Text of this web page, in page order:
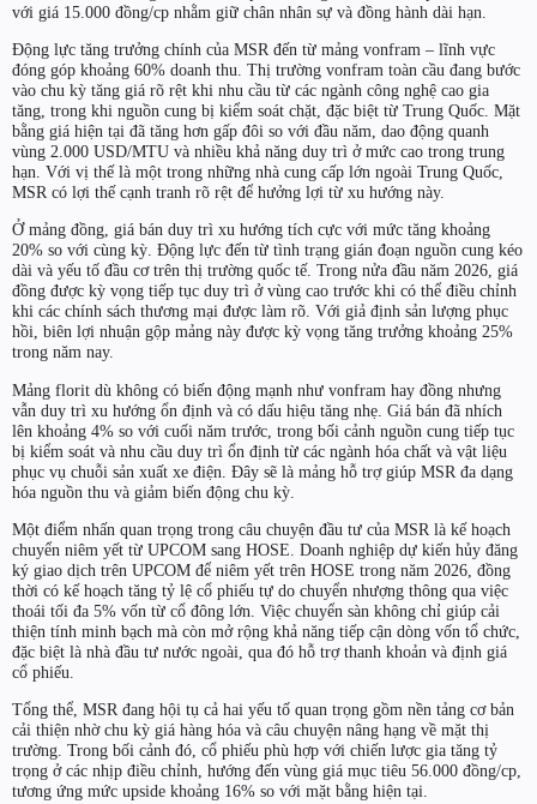
với giá 15.000 đồng/cp nhằm giữ chân nhân sự và đồng hành dài hạn.
Động lực tăng trưởng chính của MSR đến từ mảng vonfram – lĩnh vực
đóng góp khoảng 60% doanh thu. Thị trường vonfram toàn cầu đang bước
vào chu kỳ tăng giá rõ rệt khi nhu cầu từ các ngành công nghệ cao gia
tăng, trong khi nguồn cung bị kiểm soát chặt, đặc biệt từ Trung Quốc. Mặt
bằng giá hiện tại đã tăng hơn gấp đôi so với đầu năm, dao động quanh
vùng 2.000 USD/MTU và nhiều khả năng duy trì ở mức cao trong trung
hạn. Với vị thế là một trong những nhà cung cấp lớn ngoài Trung Quốc,
MSR có lợi thế cạnh tranh rõ rệt để hưởng lợi từ xu hướng này.
Ở mảng đồng, giá bán duy trì xu hướng tích cực với mức tăng khoảng
20% so với cùng kỳ. Động lực đến từ tình trạng gián đoạn nguồn cung kéo
dài và yếu tố đầu cơ trên thị trường quốc tế. Trong nửa đầu năm 2026, giá
đồng được kỳ vọng tiếp tục duy trì ở vùng cao trước khi có thể điều chỉnh
khi các chính sách thương mại được làm rõ. Với giả định sản lượng phục
hồi, biên lợi nhuận gộp mảng này được kỳ vọng tăng trưởng khoảng 25%
trong năm nay.
Mảng florit dù không có biến động mạnh như vonfram hay đồng nhưng
vẫn duy trì xu hướng ổn định và có dấu hiệu tăng nhẹ. Giá bán đã nhích
lên khoảng 4% so với cuối năm trước, trong bối cảnh nguồn cung tiếp tục
bị kiểm soát và nhu cầu duy trì ổn định từ các ngành hóa chất và vật liệu
phục vụ chuỗi sản xuất xe điện. Đây sẽ là mảng hỗ trợ giúp MSR đa dạng
hóa nguồn thu và giảm biến động chu kỳ.
Một điểm nhấn quan trọng trong câu chuyện đầu tư của MSR là kế hoạch
chuyển niêm yết từ UPCOM sang HOSE. Doanh nghiệp dự kiến hủy đăng
ký giao dịch trên UPCOM để niêm yết trên HOSE trong năm 2026, đồng
thời có kế hoạch tăng tỷ lệ cổ phiếu tự do chuyển nhượng thông qua việc
thoái tối đa 5% vốn từ cổ đông lớn. Việc chuyển sàn không chỉ giúp cải
thiện tính minh bạch mà còn mở rộng khả năng tiếp cận dòng vốn tổ chức,
đặc biệt là nhà đầu tư nước ngoài, qua đó hỗ trợ thanh khoản và định giá
cổ phiếu.
Tổng thể, MSR đang hội tụ cả hai yếu tố quan trọng gồm nền tảng cơ bản
cải thiện nhờ chu kỳ giá hàng hóa và câu chuyện nâng hạng về mặt thị
trường. Trong bối cảnh đó, cổ phiếu phù hợp với chiến lược gia tăng tỷ
trọng ở các nhịp điều chỉnh, hướng đến vùng giá mục tiêu 56.000 đồng/cp,
tương ứng mức upside khoảng 16% so với mặt bằng hiện tại.